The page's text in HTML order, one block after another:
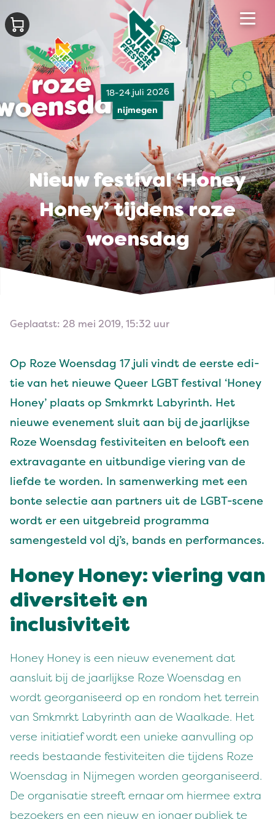
18-24 juli 2026
nijmegen
Nieuw festival ‘Honey
Honey’ tijdens roze
woensdag
Geplaatst: 28 mei 2019, 15:32 uur
Op Roze Woens­dag 17 juli vin­dt de eerste edi­
tie van het nieuwe Queer LGBTfes­ti­val ‘Hon­ey
Hon­ey’ plaats op Smkm­rkt Labyrinth. Het
nieuwe even­e­ment sluit aan bij de jaar­lijkse
Roze Woens­dag fes­tiviteit­en en belooft een
extrav­a­gante en uit­bundi­ge vier­ing van de
liefde te wor­den. In samen­werk­ing met een
bonte selec­tie aan part­ners uit de LGBT-scene
wordt er een uit­ge­breid pro­gram­ma
samengesteld vol dj’s, bands en performances.
Hon­ey Hon­ey: vier­ing van
diver­siteit en
inclusiviteit
Hon­ey Hon­ey is een nieuw even­e­ment dat
aansluit bij de jaar­lijkse Roze Woens­dag en
wordt geor­gan­iseerd op en ron­dom het ter­rein
van Smkm­rkt Labyrinth aan de Waalka­de. Het
verse ini­ti­atief wordt een unieke aan­vulling op
reeds bestaande fes­tiviteit­en die tij­dens Roze
Woens­dag in Nijmegen wor­den geor­gan­iseerd.
De organ­isatie streeft ernaar om hier­mee extra
bezoek­ers en een nieuw en jonger pub­liek te